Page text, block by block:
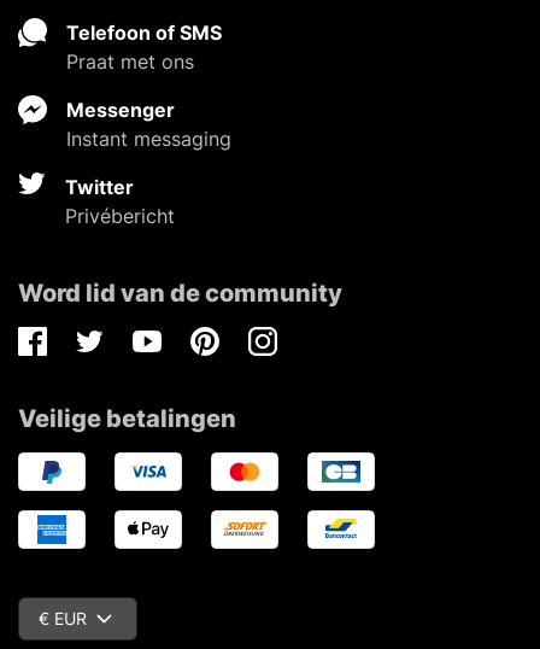
Telefoon of SMS
Praat met ons
Messenger
Instant messaging
Twitter
Privébericht
Word lid van de community
FacebookTwitterYoutubePinterestInstagram
Veilige betalingen
€ EUR